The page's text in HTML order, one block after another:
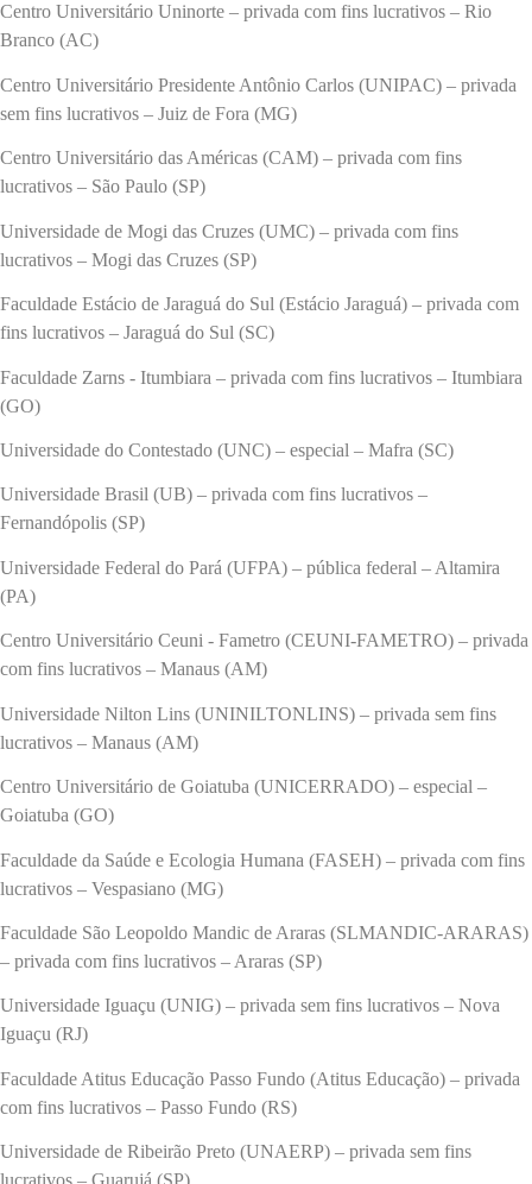
Centro Universitário Uninorte – privada com fins lucrativos – Rio
Branco (AC)
Centro Universitário Presidente Antônio Carlos (UNIPAC) – privada
sem fins lucrativos – Juiz de Fora (MG)
Centro Universitário das Américas (CAM) – privada com fins
lucrativos – São Paulo (SP)
Universidade de Mogi das Cruzes (UMC) – privada com fins
lucrativos – Mogi das Cruzes (SP)
Faculdade Estácio de Jaraguá do Sul (Estácio Jaraguá) – privada com
fins lucrativos – Jaraguá do Sul (SC)
Faculdade Zarns - Itumbiara – privada com fins lucrativos – Itumbiara
(GO)
Universidade do Contestado (UNC) – especial – Mafra (SC)
Universidade Brasil (UB) – privada com fins lucrativos –
Fernandópolis (SP)
Universidade Federal do Pará (UFPA) – pública federal – Altamira
(PA)
Centro Universitário Ceuni - Fametro (CEUNI-FAMETRO) – privada
com fins lucrativos – Manaus (AM)
Universidade Nilton Lins (UNINILTONLINS) – privada sem fins
lucrativos – Manaus (AM)
Centro Universitário de Goiatuba (UNICERRADO) – especial –
Goiatuba (GO)
Faculdade da Saúde e Ecologia Humana (FASEH) – privada com fins
lucrativos – Vespasiano (MG)
Faculdade São Leopoldo Mandic de Araras (SLMANDIC-ARARAS)
– privada com fins lucrativos – Araras (SP)
Universidade Iguaçu (UNIG) – privada sem fins lucrativos – Nova
Iguaçu (RJ)
Faculdade Atitus Educação Passo Fundo (Atitus Educação) – privada
com fins lucrativos – Passo Fundo (RS)
Universidade de Ribeirão Preto (UNAERP) – privada sem fins